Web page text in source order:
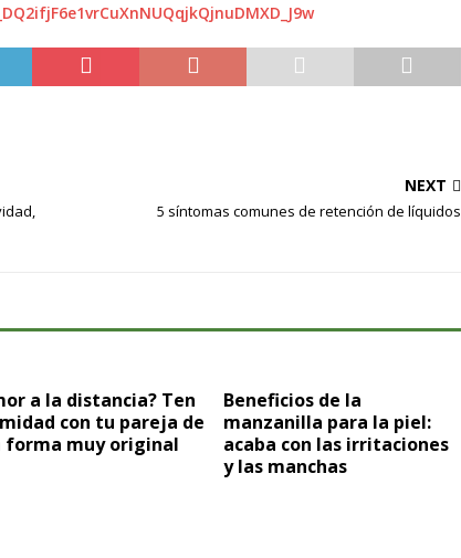
NEXT
5 síntomas comunes de retención de líquidos
a la distancia? Ten
con tu pareja de
forma muy original
Beneficios de la
manzanilla para la piel:
acaba con las irritaciones
y las manchas